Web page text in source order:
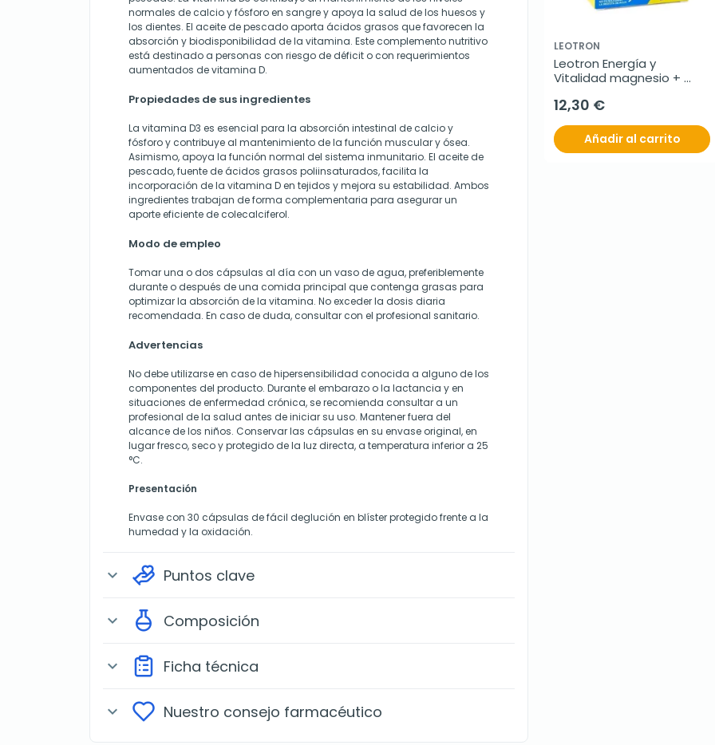
normales de calcio y fósforo en sangre y apoya la salud de los huesos y
los dientes. El aceite de pescado aporta ácidos grasos que favorecen la
absorción y biodisponibilidad de la vitamina. Este complemento nutritivo
está destinado a personas con riesgo de déficit o con requerimientos
aumentados de vitamina D.
Propiedades de sus ingredientes
La vitamina D3 es esencial para la absorción intestinal de calcio y
fósforo y contribuye al mantenimiento de la función muscular y ósea.
Asimismo, apoya la función normal del sistema inmunitario. El aceite de
pescado, fuente de ácidos grasos poliinsaturados, facilita la
incorporación de la vitamina D en tejidos y mejora su estabilidad. Ambos
ingredientes trabajan de forma complementaria para asegurar un
aporte eficiente de colecalciferol.
Modo de empleo
Tomar una o dos cápsulas al día con un vaso de agua, preferiblemente
durante o después de una comida principal que contenga grasas para
optimizar la absorción de la vitamina. No exceder la dosis diaria
recomendada. En caso de duda, consultar con el profesional sanitario.
Advertencias
No debe utilizarse en caso de hipersensibilidad conocida a alguno de los
componentes del producto. Durante el embarazo o la lactancia y en
situaciones de enfermedad crónica, se recomienda consultar a un
profesional de la salud antes de iniciar su uso. Mantener fuera del
alcance de los niños. Conservar las cápsulas en su envase original, en
lugar fresco, seco y protegido de la luz directa, a temperatura inferior a 25
°C.
Presentación
Envase con 30 cápsulas de fácil deglución en blíster protegido frente a la
humedad y la oxidación.
expand_more Puntos clave
expand_more Composición
expand_more Ficha técnica
expand_more Nuestro consejo farmacéutico
LEOTRON
Leotron Energía y
Vitalidad magnesio +
bucodispersables
12,30 €
Añadir al carrito